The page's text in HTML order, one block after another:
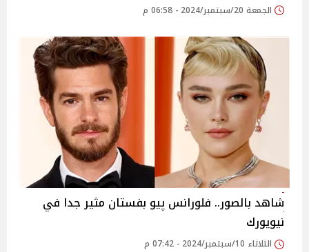
الجمعة 20/سبتمبر/2024 - 06:58 م
شاهد بالصور.. فلورانس پيو بفستان مثير جدا في
نيويورك
الثلاثاء 10/سبتمبر/2024 - 07:42 م